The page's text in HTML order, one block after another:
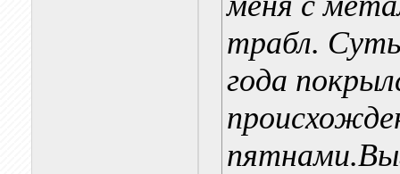
трабл.
года